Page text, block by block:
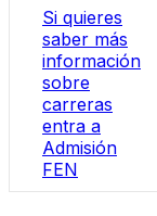
Si quieres
saber más
información
sobre
carreras
entra a
Admisión
FEN